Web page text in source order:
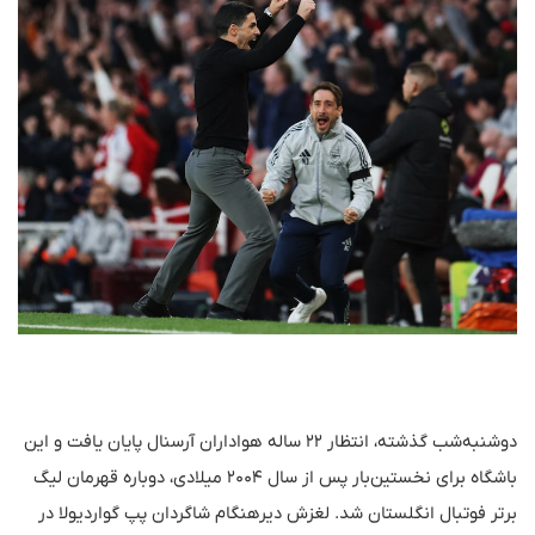
دوشنبه‌شب گذشته، انتظار ۲۲ ساله هواداران آرسنال پایان یافت و این
باشگاه برای نخستین‌بار پس از سال ۲۰۰۴ میلادی، دوباره قهرمان لیگ
برتر فوتبال انگلستان شد. لغزش دیرهنگام شاگردان پپ گواردیولا در